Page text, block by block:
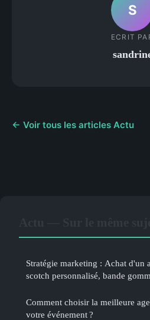
S
ECRIT
← Voir tous les articles Actu
Stratégie marketing : Achat d'un
scotch personnalisé, bande
Comment choisir la meilleure
votre événement ?